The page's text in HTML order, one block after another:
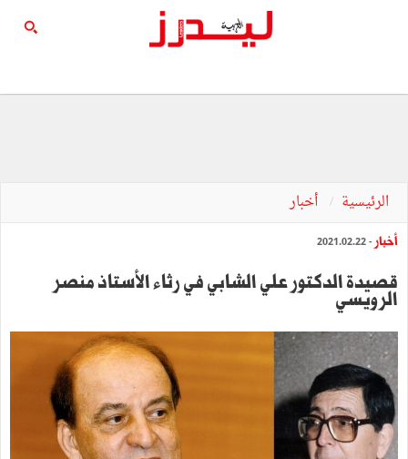
الرئيسية أخبار
أخبار - 2021.02.22
قصيدة الدكتور علي الشابي في رثاء الأستاذ منصر
الرويسي